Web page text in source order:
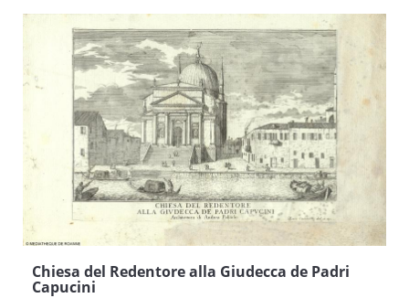
Chiesa del Redentore alla Giudecca de Padri
Capucini